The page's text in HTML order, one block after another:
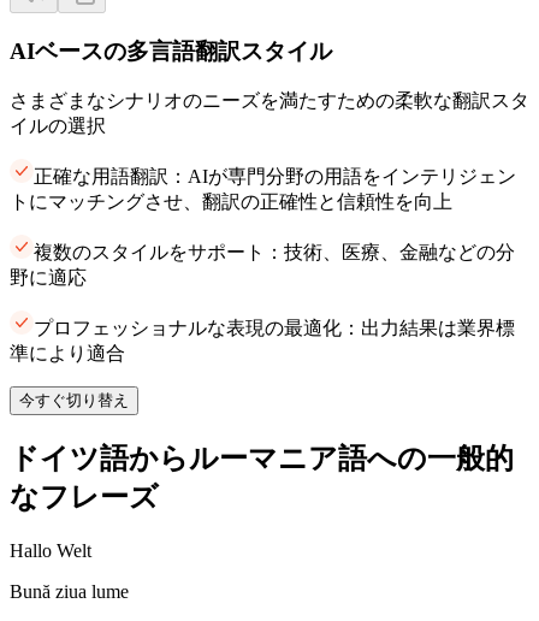
AIベースの多言語翻訳スタイル
さまざまなシナリオのニーズを満たすための柔軟な翻訳スタ
イルの選択
正確な用語翻訳：AIが専門分野の用語をインテリジェン
トにマッチングさせ、翻訳の正確性と信頼性を向上
複数のスタイルをサポート：技術、医療、金融などの分
野に適応
プロフェッショナルな表現の最適化：出力結果は業界標
準により適合
今すぐ切り替え
ドイツ語からルーマニア語への一般的
なフレーズ
Hallo Welt
Bună ziua lume